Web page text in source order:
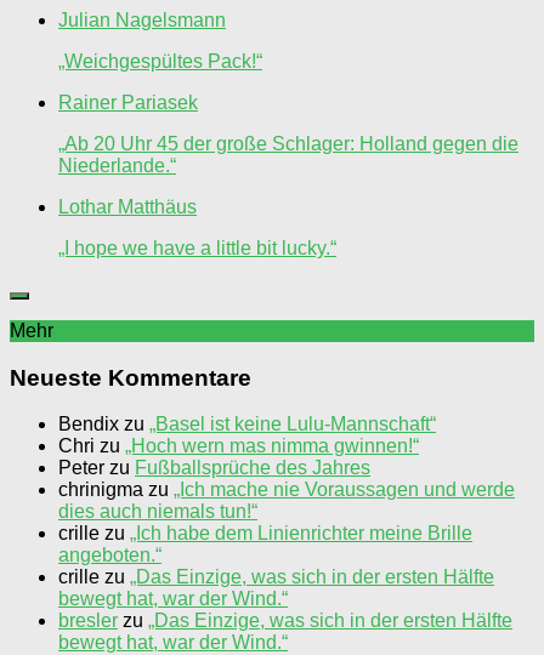
Julian Nagelsmann
„Weichgespültes Pack!“
Rainer Pariasek
„Ab 20 Uhr 45 der große Schlager: Holland gegen die
Niederlande.“
Lothar Matthäus
„I hope we have a little bit lucky.“
Mehr
Neueste Kommentare
Bendix zu „Basel ist keine Lulu-Mannschaft“
Chri zu „Hoch wern mas nimma gwinnen!“
Peter zu Fußballsprüche des Jahres
chrinigma zu „Ich mache nie Voraussagen und werde
dies auch niemals tun!“
crille zu „Ich habe dem Linienrichter meine Brille
angeboten.“
crille zu „Das Einzige, was sich in der ersten Hälfte
bewegt hat, war der Wind.“
bresler zu „Das Einzige, was sich in der ersten Hälfte
bewegt hat, war der Wind.“